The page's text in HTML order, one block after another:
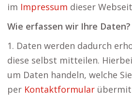
im Impressum dieser
Wie erfassen wir Ihre Daten?
1. Daten werden dadurch
diese selbst mitteilen.
um Daten handeln, welche Sie
per Kontaktformular